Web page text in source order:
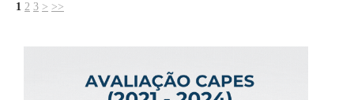
1 2 3 > >>